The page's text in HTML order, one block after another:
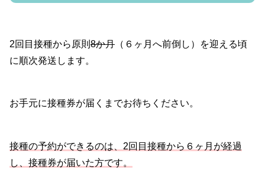
2回目接種から原則 8か月 （６ヶ月へ前倒し）を迎える頃
に順次発送します。
お手元に接種券が届くまでお待ちください。
接種の予約ができるのは、2回目接種から６ヶ月が経過
し、接種券が届いた方です。